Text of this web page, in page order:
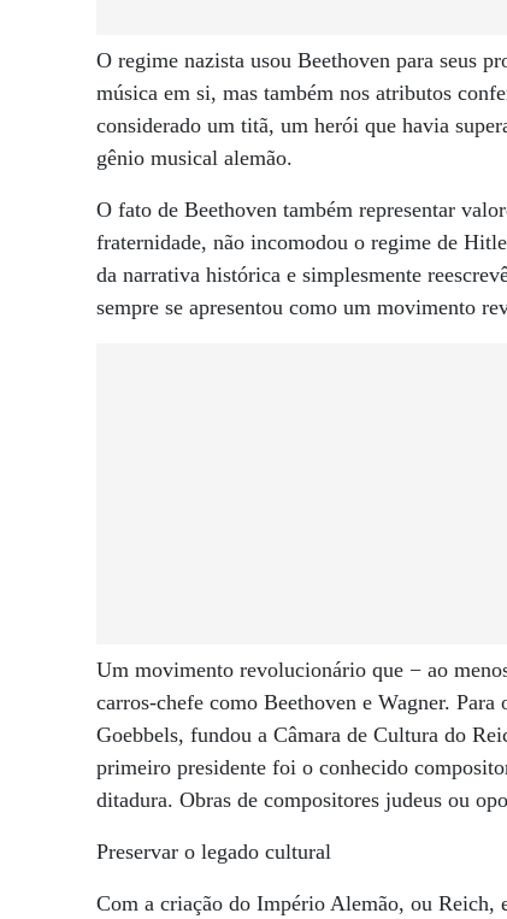
O regime nazista usou Beethoven para seus
música em si, mas também nos atributos
considerado um titã, um herói que havia
gênio musical alemão.
O fato de Beethoven também representar
fraternidade, não incomodou o regime de
da narrativa histórica e simplesmente
sempre se apresentou como um movimento
Um movimento revolucionário que − ao
carros-chefe como Beethoven e Wagner.
Goebbels, fundou a Câmara de Cultura do
primeiro presidente foi o conhecido
ditadura. Obras de compositores judeus ou
Preservar o legado cultural
Com a criação do Império Alemão, ou Reich,